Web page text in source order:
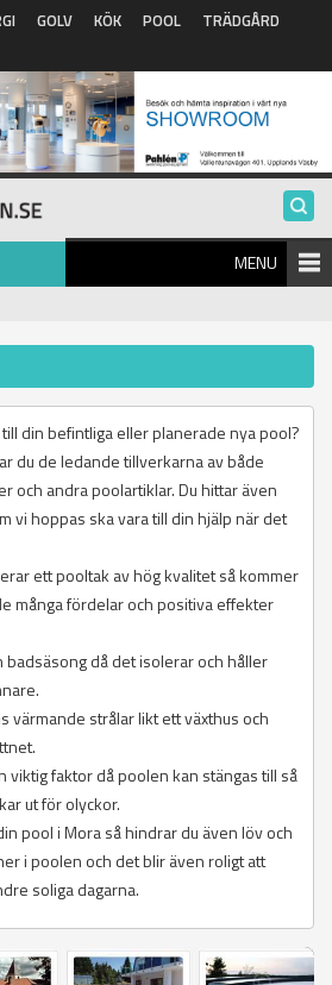
GOLV KÖK POOL
TRÄDGÅRD
MENU
din befintliga eller planerade nya pool?
du de ledande tillverkarna av både
och andra poolartiklar. Du hittar även
vi hoppas ska vara till din hjälp när det
ett pooltak av hög kvalitet så kommer
många fördelar och positiva effekter
då det isolerar och håller
värmande strålar likt ett växthus och
viktig faktor då poolen kan stängas till så
ut för olyckor.
pool i Mora så hindrar du även löv och
i poolen och det blir även roligt att
soliga dagarna.